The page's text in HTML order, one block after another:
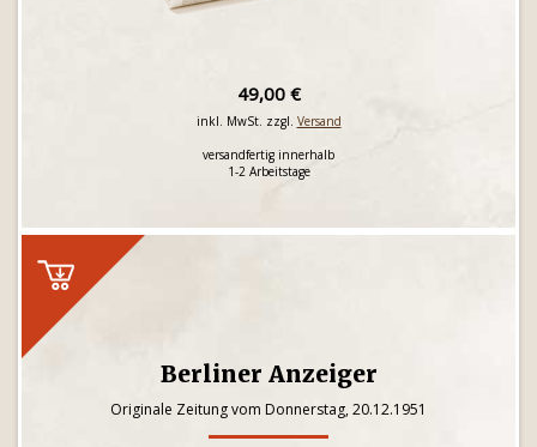
49,00 €
inkl. MwSt. zzgl. Versand
versandfertig innerhalb
1-2 Arbeitstage
Berliner Anzeiger
Originale Zeitung vom Donnerstag, 20.12.1951